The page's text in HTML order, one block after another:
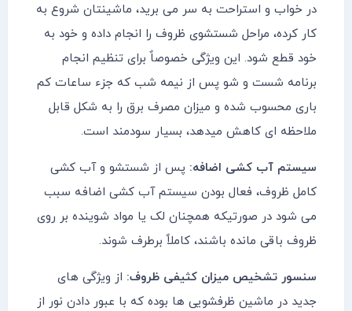
در خواب و استراحت به سر می برید، ماشینتان شروع به
کار کرده، مراحل شستشوی ظروف را انجام داده و خود به
خود قطع شود. این ویژگی خصوصاٌ برای تنظیم انجام
برنامه شست و شو پس از نیمه شب که جزء ساعات کم
باری محسوب شده و میزان مصرف برق را به شکل قابل
ملاحظه ای کاهش میدهد، بسیار سودمند است.
سیستم آب کشی اضافه: پس از شستشو و آب کشی
کامل ظروف، فعال بودن سیستم آب کشی اضافه سبب
می شود در صورتیکه همچنان لک یا مواد شوینده بر روی
ظروف باقی مانده باشند، کاملاٌ برطرف شوند.
سنسور تشخیص میزان کثیفی ظروف: از ویژگی های
جدید در ماشین ظرفشویی ها بوده که با عبور دادن نور از